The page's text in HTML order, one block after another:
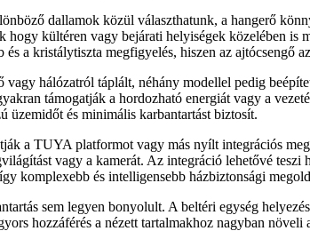
dallamok közül választhatunk, a hangerő
kültéren vagy bejárati helyiségek közelében is
a kristálytiszta megfigyelés, hiszen az ajtócsengő
hálózatról táplált, néhány modellel pedig
támogatják a hordozható energiát vagy a
üzemidőt és minimális karbantartást biztosít.
a TUYA platformot vagy más nyílt integrációs
vagy a kamerát. Az integráció lehetővé
komplexebb és intelligensebb házbiztonsági
sem legyen bonyolult. A beltéri egység
hozzáférés a nézett tartalmakhoz nagyban